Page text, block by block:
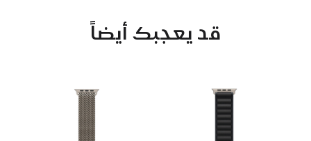
قد يعجبك أيضاً